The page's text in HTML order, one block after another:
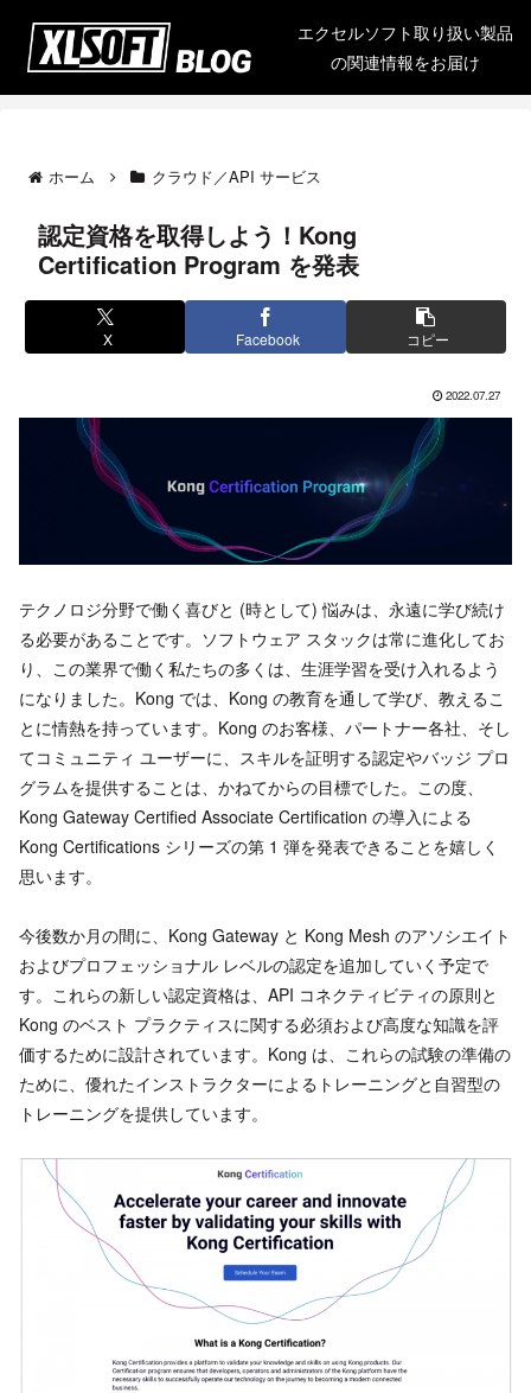
エクセルソフト取り扱い製品
の関連情報をお届け
ホーム クラウド／API サービス
認定資格を取得しよう！Kong
Certification Program を発表
X Facebook コピー
2022.07.27
テクノロジ分野で働く喜びと (時として) 悩みは、永遠に学び続け
る必要があることです。ソフトウェア スタックは常に進化してお
り、この業界で働く私たちの多くは、生涯学習を受け入れるよう
になりました。Kong では、Kong の教育を通して学び、教えるこ
とに情熱を持っています。Kong のお客様、パートナー各社、そし
てコミュニティ ユーザーに、スキルを証明する認定やバッジ プロ
グラムを提供することは、かねてからの目標でした。この度、
Kong Gateway Certified Associate Certification の導入による
Kong Certifications シリーズの第 1 弾を発表できることを嬉しく
思います。
今後数か月の間に、Kong Gateway と Kong Mesh のアソシエイト
およびプロフェッショナル レベルの認定を追加していく予定で
す。これらの新しい認定資格は、API コネクティビティの原則と
Kong のベスト プラクティスに関する必須および高度な知識を評
価するために設計されています。Kong は、これらの試験の準備の
ために、優れたインストラクターによるトレーニングと自習型の
トレーニングを提供しています。